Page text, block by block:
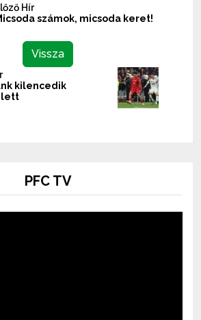
Hír
számok, micsoda keret!
Vissza
kilencedik
lett
PFC TV